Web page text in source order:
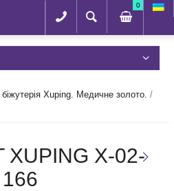
0
Xuping. Медичне золото. /
XUPING X-02-
166